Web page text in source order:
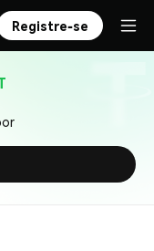
Registre-se